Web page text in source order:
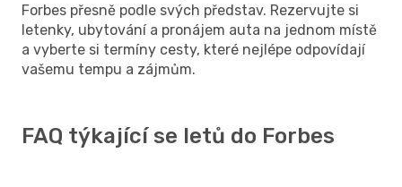
Forbes přesně podle svých představ. Rezervujte si
letenky, ubytování a pronájem auta na jednom místě
a vyberte si termíny cesty, které nejlépe odpovídají
vašemu tempu a zájmům.
FAQ týkající se letů do Forbes